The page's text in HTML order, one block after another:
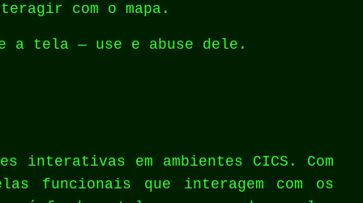
com o mapa.
a tela — use e abuse dele.
interativas em ambientes CICS. Com
funcionais que interagem com os